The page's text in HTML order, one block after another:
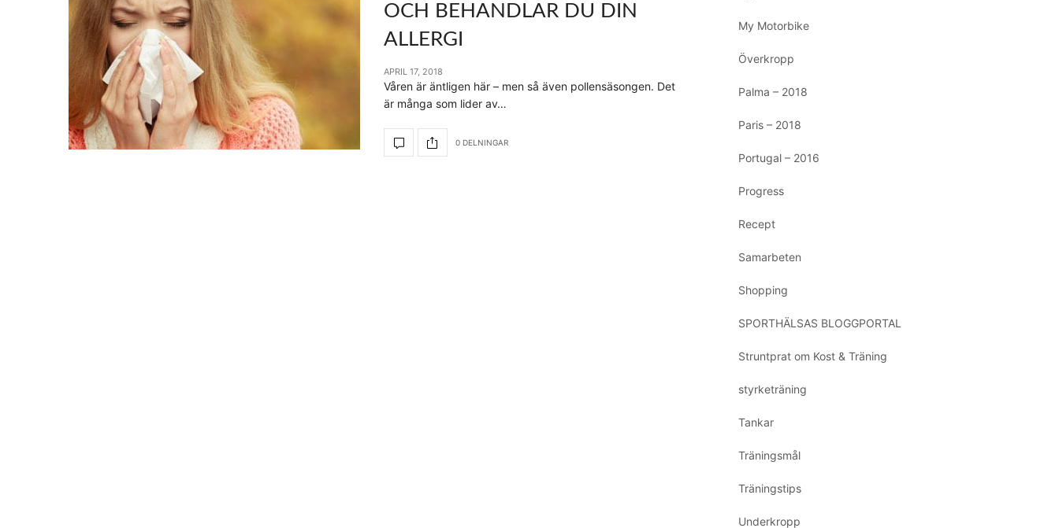
OCH BEHANDLAR DU DIN
ALLERGI
APRIL 17, 2018
Våren är äntligen här – men så även pollensäsongen. Det
är många som lider av…
0 DELNINGAR
My Motorbike
Överkropp
Palma – 2018
Paris – 2018
Portugal – 2016
Progress
Recept
Samarbeten
Shopping
SPORTHÄLSAS BLOGGPORTAL
Struntprat om Kost & Träning
styrketräning
Tankar
Träningsmål
Träningstips
Underkropp